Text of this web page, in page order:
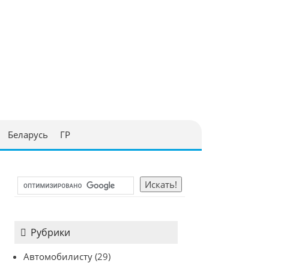
Беларусь ГР
Рубрики
Автомобилисту (29)